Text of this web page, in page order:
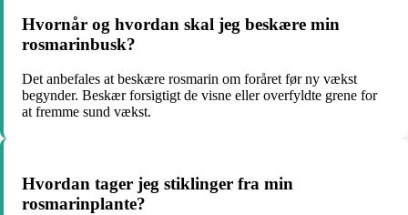
Hvornår og hvordan skal jeg beskære min
rosmarinbusk?
Det anbefales at beskære rosmarin om foråret før ny vækst
begynder. Beskær forsigtigt de visne eller overfyldte grene for
at fremme sund vækst.
Hvordan tager jeg stiklinger fra min
rosmarinplante?